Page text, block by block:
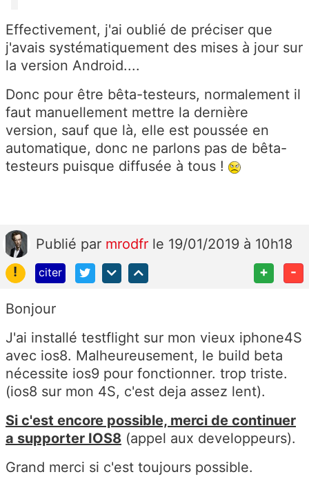
Effectivement, j'ai oublié de préciser que
j'avais systématiquement des mises à jour sur
la version Android....
Donc pour être bêta-testeurs, normalement il
faut manuellement mettre la dernière
version, sauf que là, elle est poussée en
automatique, donc ne parlons pas de bêta-
testeurs puisque diffusée à tous !
Publié par mrodfr le 19/01/2019 à 10h18
!
citer + -
Bonjour
J'ai installé testflight sur mon vieux iphone4S
avec ios8. Malheureusement, le build beta
nécessite ios9 pour fonctionner. trop triste.
(ios8 sur mon 4S, c'est deja assez lent).
Si c'est encore possible, merci de continuer
a supporter IOS8 (appel aux developpeurs).
Grand merci si c'est toujours possible.